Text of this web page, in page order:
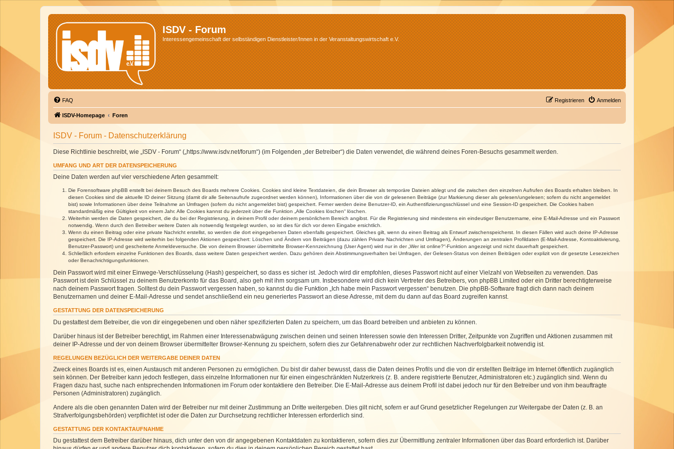
ISDV - Forum
Interessengemeinschaft der selbständigen Dienstleister/Innen in der Veranstaltungswirtschaft e.V.
FAQ Anmelden
Registrieren
ISDV-Homepage Foren
ISDV - Forum - Datenschutzerklärung
Diese Richtlinie beschreibt, wie „ISDV - Forum“ („https://www.isdv.net/forum“) (im Folgenden „der Betreiber“) die Daten verwendet, die während deines Foren-Besuchs gesammelt werden.
UMFANG UND ART DER DATENSPEICHERUNG
Deine Daten werden auf vier verschiedene Arten gesammelt:
Die Forensoftware phpBB erstellt bei deinem Besuch des Boards mehrere Cookies. Cookies sind kleine Textdateien, die dein Browser als temporäre Dateien ablegt und die zwischen den einzelnen Aufrufen des Boards erhalten bleiben. In
diesen Cookies sind die aktuelle ID deiner Sitzung (damit dir alle Seitenaufrufe zugeordnet werden können), Informationen über die von dir gelesenen Beiträge (zur Markierung dieser als gelesen/ungelesen; sofern du nicht angemeldet
bist) sowie Informationen über deine Teilnahme an Umfragen (sofern du nicht angemeldet bist) gespeichert. Ferner werden deine Benutzer-ID, ein Authentifizierungsschlüssel und eine Session-ID gespeichert. Die Cookies haben
standardmäßig eine Gültigkeit von einem Jahr. Alle Cookies kannst du jederzeit über die Funktion „Alle Cookies löschen“ löschen.
Weiterhin werden die Daten gespeichert, die du bei der Registrierung, in deinem Profil oder deinem persönlichem Bereich angibst. Für die Registrierung sind mindestens ein eindeutiger Benutzername, eine E-Mail-Adresse und ein Passwort
notwendig. Wenn durch den Betreiber weitere Daten als notwendig festgelegt wurden, so ist dies für dich vor deren Eingabe ersichtlich.
Wenn du einen Beitrag oder eine private Nachricht erstellst, so werden die dort eingegebenen Daten ebenfalls gespeichert. Gleiches gilt, wenn du einen Beitrag als Entwurf zwischenspeicherst. In diesen Fällen wird auch deine IP-Adresse
gespeichert. Die IP-Adresse wird weiterhin bei folgenden Aktionen gespeichert: Löschen und Ändern von Beiträgen (dazu zählen Private Nachrichten und Umfragen), Änderungen an zentralen Profildaten (E-Mail-Adresse, Kontoaktivierung,
Benutzer-Passwort) und gescheiterte Anmeldeversuche. Die von deinem Browser übermittelte Browser-Kennzeichnung (User Agent) wird nur in der „Wer ist online?“-Funktion angezeigt und nicht dauerhaft gespeichert.
Schließlich erfordern einzelne Funktionen des Boards, dass weitere Daten gespeichert werden. Dazu gehören dein Abstimmungsverhalten bei Umfragen, der Gelesen-Status von deinen Beiträgen oder explizit von dir gesetzte Lesezeichen
oder Benachrichtigungsfunktionen.
Dein Passwort wird mit einer Einwege-Verschlüsselung (Hash) gespeichert, so dass es sicher ist. Jedoch wird dir empfohlen, dieses Passwort nicht auf einer Vielzahl von Webseiten zu verwenden. Das
Passwort ist dein Schlüssel zu deinem Benutzerkonto für das Board, also geh mit ihm sorgsam um. Insbesondere wird dich kein Vertreter des Betreibers, von phpBB Limited oder ein Dritter berechtigterweise
nach deinem Passwort fragen. Solltest du dein Passwort vergessen haben, so kannst du die Funktion „Ich habe mein Passwort vergessen“ benutzen. Die phpBB-Software fragt dich dann nach deinem
Benutzernamen und deiner E-Mail-Adresse und sendet anschließend ein neu generiertes Passwort an diese Adresse, mit dem du dann auf das Board zugreifen kannst.
GESTATTUNG DER DATENSPEICHERUNG
Du gestattest dem Betreiber, die von dir eingegebenen und oben näher spezifizierten Daten zu speichern, um das Board betreiben und anbieten zu können.
Darüber hinaus ist der Betreiber berechtigt, im Rahmen einer Interessenabwägung zwischen deinen und seinen Interessen sowie den Interessen Dritter, Zeitpunkte von Zugriffen und Aktionen zusammen mit
deiner IP-Adresse und der von deinem Browser übermittelter Browser-Kennung zu speichern, sofern dies zur Gefahrenabwehr oder zur rechtlichen Nachverfolgbarkeit notwendig ist.
REGELUNGEN BEZÜGLICH DER WEITERGABE DEINER DATEN
Zweck eines Boards ist es, einen Austausch mit anderen Personen zu ermöglichen. Du bist dir daher bewusst, dass die Daten deines Profils und die von dir erstellten Beiträge im Internet öffentlich zugänglich
sein können. Der Betreiber kann jedoch festlegen, dass einzelne Informationen nur für einen eingeschränkten Nutzerkreis (z. B. andere registrierte Benutzer, Administratoren etc.) zugänglich sind. Wenn du
Fragen dazu hast, suche nach entsprechenden Informationen im Forum oder kontaktiere den Betreiber. Die E-Mail-Adresse aus deinem Profil ist dabei jedoch nur für den Betreiber und von ihm beauftragte
Personen (Administratoren) zugänglich.
Andere als die oben genannten Daten wird der Betreiber nur mit deiner Zustimmung an Dritte weitergeben. Dies gilt nicht, sofern er auf Grund gesetzlicher Regelungen zur Weitergabe der Daten (z. B. an
Strafverfolgungsbehörden) verpflichtet ist oder die Daten zur Durchsetzung rechtlicher Interessen erforderlich sind.
GESTATTUNG DER KONTAKTAUFNAHME
Du gestattest dem Betreiber darüber hinaus, dich unter den von dir angegebenen Kontaktdaten zu kontaktieren, sofern dies zur Übermittlung zentraler Informationen über das Board erforderlich ist. Darüber